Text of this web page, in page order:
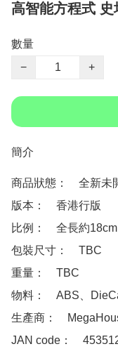
高智能方程式
數量
−
+
簡介
商品狀態：　全新未
版本：　香港行版
比例：　全長約18cm
包裝尺寸：　TBC
重量：　TBC
物料：　ABS、
生產商：　
JAN code：　